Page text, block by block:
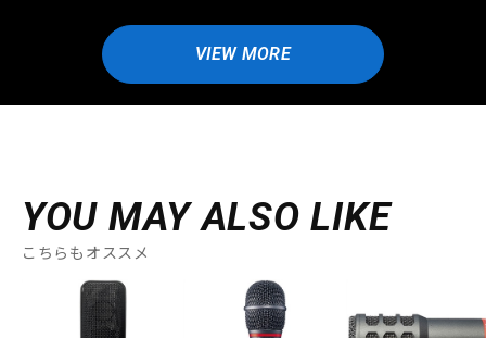
VIEW MORE
YOU MAY ALSO LIKE
こちらもオススメ